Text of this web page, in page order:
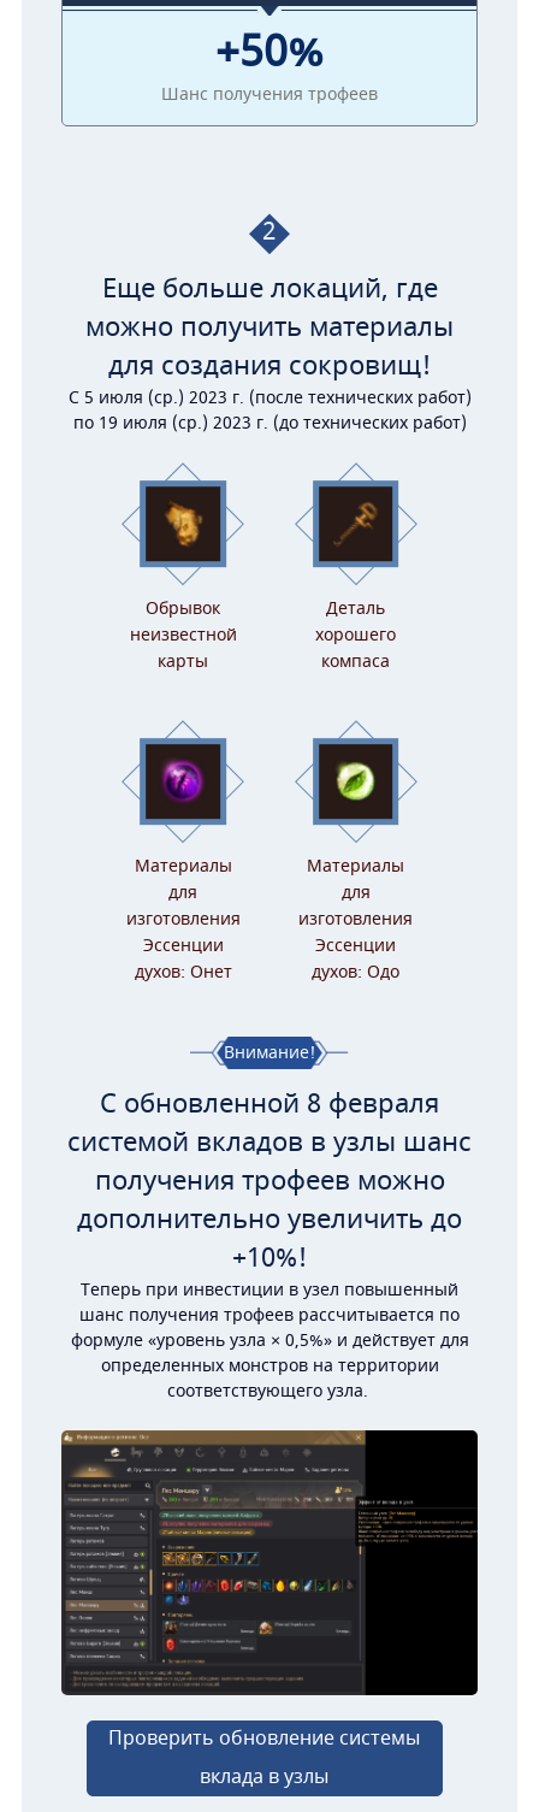
+50%
Шанс получения трофеев
2
Еще больше локаций, где
можно получить материалы
для создания сокровищ!
С 5 июля (ср.) 2023 г. (после технических работ)
по 19 июля (ср.) 2023 г. (до технических работ)
Обрывок
неизвестной
карты
Деталь
хорошего
компаса
Материалы
для
изготовления
Эссенции
духов: Онет
Материалы
для
изготовления
Эссенции
духов: Одо
Внимание!
С обновленной 8 февраля
системой вкладов в узлы шанс
получения трофеев можно
дополнительно увеличить до
+10%!
Теперь при инвестиции в узел повышенный
шанс получения трофеев рассчитывается по
формуле «уровень узла × 0,5%» и действует для
определенных монстров на территории
соответствующего узла.
Проверить обновление системы
вклада в узлы